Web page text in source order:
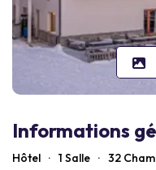
Informations
Hôtel · 1 Salle · 32